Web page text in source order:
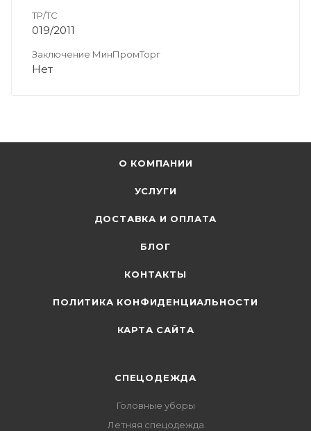
ТР/ТС
019/2011
Заключение МинПромТорг
Нет
О КОМПАНИИ
УСЛУГИ
ДОСТАВКА И ОПЛАТА
БЛОГ
КОНТАКТЫ
ПОЛИТИКА КОНФИДЕНЦИАЛЬНОСТИ
КАРТА САЙТА
СПЕЦОДЕЖДА
Головные уборы
Летняя спецодежда